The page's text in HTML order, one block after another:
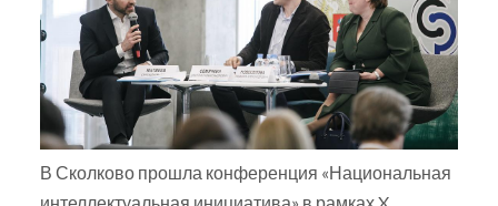
В Сколково прошла конференция «Национальная
интеллектуальная инициатива» в рамках X